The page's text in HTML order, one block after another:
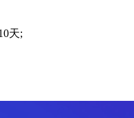
天;